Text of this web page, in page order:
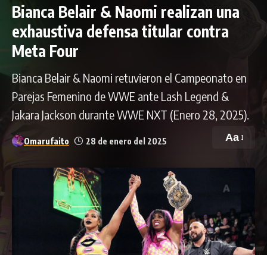
Bianca Belair & Naomi realizan una
exhaustiva defensa titular contra
Meta Four
Bianca Belair & Naomi retuvieron el Campeonato en
Parejas Femenino de WWE ante Lash Legend &
Jakara Jackson durante WWE NXT (Enero 28, 2025).
Omarufaito 28 de enero del 2025 Aa